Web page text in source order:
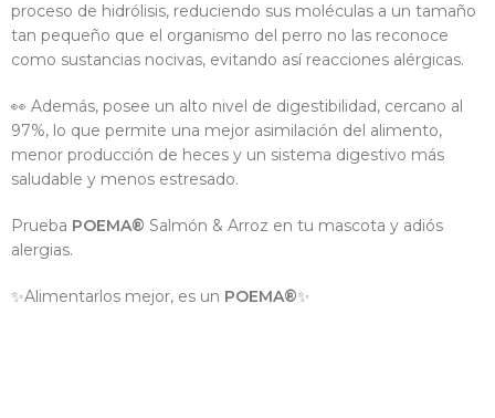
proceso de hidrólisis, reduciendo sus moléculas a un tamaño
tan pequeño que el organismo del perro no las reconoce
como sustancias nocivas, evitando así reacciones alérgicas.
👀 Además, posee un alto nivel de digestibilidad, cercano al
97%, lo que permite una mejor asimilación del alimento,
menor producción de heces y un sistema digestivo más
saludable y menos estresado.
Prueba POEMA® Salmón & Arroz en tu mascota y adiós
alergias.
✨Alimentarlos mejor, es un POEMA®✨